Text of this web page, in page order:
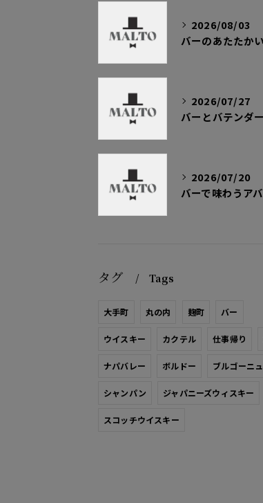
2026/08/03
2026/07/27
2026/07/20
タグ Tags
大手町 丸の内 麹町 バー
ウイスキー カクテル 仕事帰り
ナパバレー ボルドー ブルゴーニュ
シャンパン ジャパニーズウィスキー
スコッチウイスキー